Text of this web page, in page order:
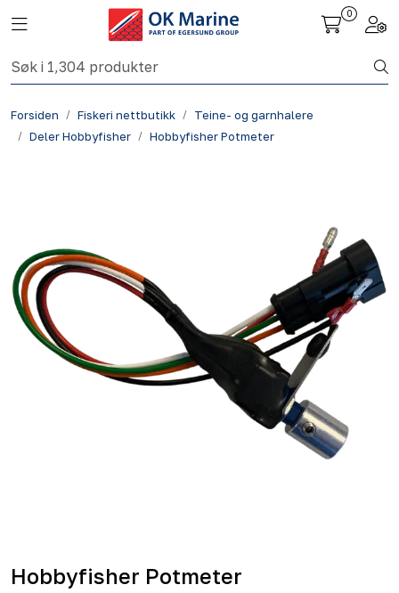
Skip to main content
Toggle navigation
0
Forsiden Fiskeri nettbutikk
Teine- og garnhalere
Deler Hobbyfisher
Hobbyfisher Potmeter
Hobbyfisher Potmeter
Fiskeri nettbutikk
Havbruk
Kontakt